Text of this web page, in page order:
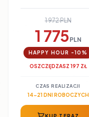
1 972 PLN
1 775 PLN
HAPPY HOUR -10%
OSZCZĘDZASZ 197 ZŁ
CZAS REALIZACJI
14-21 DNI ROBOCZYCH
KUP TERAZ